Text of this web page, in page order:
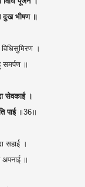
दुख भीषण ॥
।
समर्पण ॥
सेवकाई ।
पाई॥36॥
सहाई ।
॥